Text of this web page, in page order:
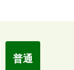
普通